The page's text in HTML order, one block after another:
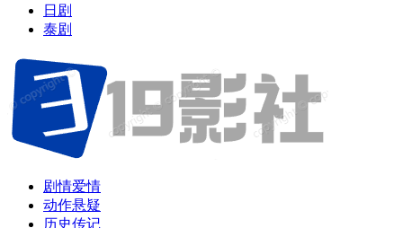
日剧
泰剧
剧情爱情
动作悬疑
历史传记